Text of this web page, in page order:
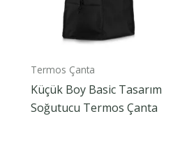
Termos Çanta
Küçük Boy Basic Tasarım
Soğutucu Termos Çanta